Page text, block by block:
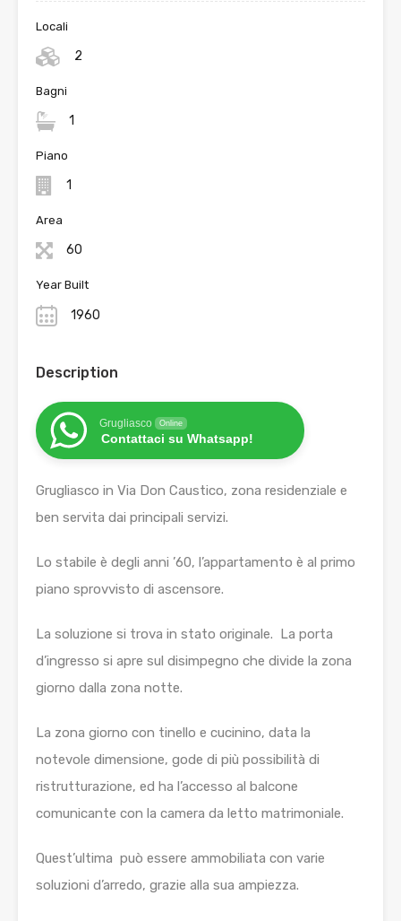
Locali
2
Bagni
1
Piano
1
Area
60
Year Built
1960
Description
Grugliasco Online
Contattaci su Whatsapp!
Grugliasco in Via Don Caustico, zona residenziale e
ben servita dai principali servizi.
Lo stabile è degli anni ’60, l’appartamento è al primo
piano sprovvisto di ascensore.
La soluzione si trova in stato originale. La porta
d’ingresso si apre sul disimpegno che divide la zona
giorno dalla zona notte.
La zona giorno con tinello e cucinino, data la
notevole dimensione, gode di più possibilità di
ristrutturazione, ed ha l’accesso al balcone
comunicante con la camera da letto matrimoniale.
Quest’ultima può essere ammobiliata con varie
soluzioni d’arredo, grazie alla sua ampiezza.